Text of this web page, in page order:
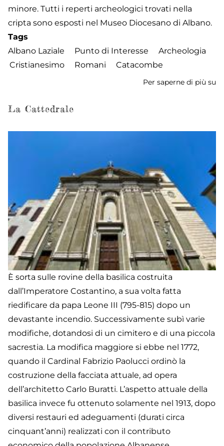
minore. Tutti i reperti archeologici trovati nella
cripta sono esposti nel Museo Diocesano di Albano.
Tags
Albano Laziale
Punto di Interesse
Archeologia
Cristianesimo
Romani Catacombe
Per saperne di più su
La Cattedrale
È sorta sulle rovine della basilica costruita
dall’Imperatore Costantino, a sua volta fatta
riedificare da papa Leone III (795-815) dopo un
devastante incendio. Successivamente subì varie
modifiche, dotandosi di un cimitero e di una piccola
sacrestia. La modifica maggiore si ebbe nel 1772,
quando il Cardinal Fabrizio Paolucci ordinò la
costruzione della facciata attuale, ad opera
dell’architetto Carlo Buratti. L’aspetto attuale della
basilica invece fu ottenuto solamente nel 1913, dopo
diversi restauri ed adeguamenti (durati circa
cinquant’anni) realizzati con il contributo